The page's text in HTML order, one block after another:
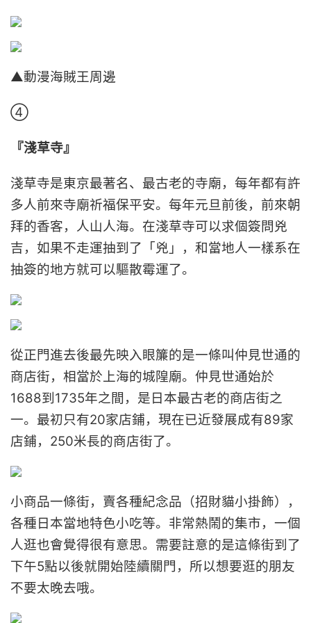
▲動漫海賊王周邊
④
『淺草寺』
淺草寺是東京最著名、最古老的寺廟，每年都有許
多人前來寺廟祈福保平安。每年元旦前後，前來朝
拜的香客，人山人海。在淺草寺可以求個簽問兇
吉，如果不走運抽到了「兇」，和當地人一樣系在
抽簽的地方就可以驅散霉運了。
從正門進去後最先映入眼簾的是一條叫仲見世通的
商店街，相當於上海的城隍廟。仲見世通始於
1688到1735年之間，是日本最古老的商店街之
一。最初只有20家店鋪，現在已近發展成有89家
店鋪，250米長的商店街了。
小商品一條街，賣各種紀念品（招財貓小掛飾），
各種日本當地特色小吃等。非常熱鬧的集市，一個
人逛也會覺得很有意思。需要註意的是這條街到了
下午5點以後就開始陸續關門，所以想要逛的朋友
不要太晚去哦。